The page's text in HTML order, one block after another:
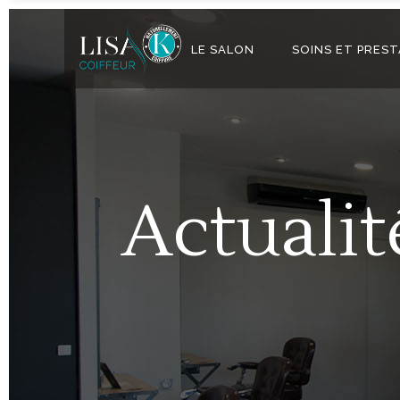
LE SALON SOINS ET